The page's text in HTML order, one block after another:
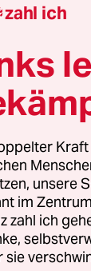
Sportler
ein.
sehen
von
den
zahl ich
unsere
im
zahl ich
sie